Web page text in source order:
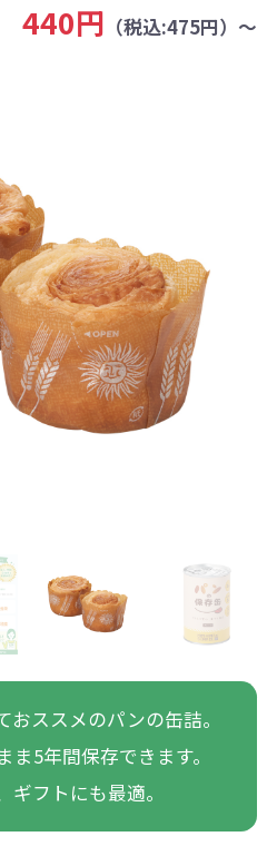
440円 （税込:475円）～
ススメのパンの缶詰。
5年間保存できます。
ギフトにも最適。